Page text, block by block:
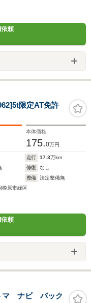
依頼
限定AT免許
本体価格
175.0万円
走行 17.3万km
修復
なし
整備
法定整備無
模原市緑区
依頼
マ ナビ バック